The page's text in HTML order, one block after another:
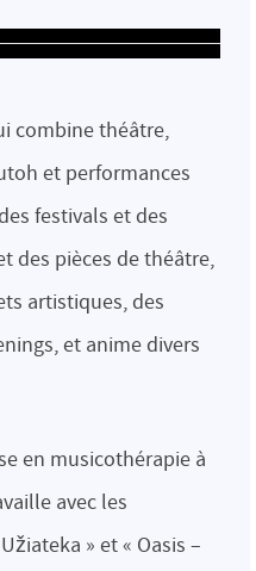
combine théâtre,
et performances
festivals et des
des pièces de théâtre,
artistiques, des
et anime divers
en musicothérapie à
avec les
» et « Oasis –